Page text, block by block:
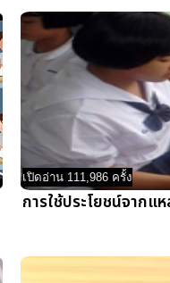
เปิดอ่าน 111,986 ครั้ง
การใช้ประโยชน์จากแ